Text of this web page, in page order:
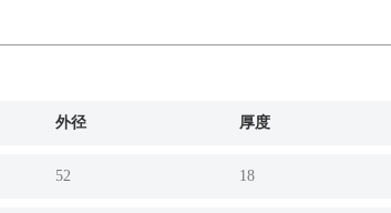
外径 厚度
52 18